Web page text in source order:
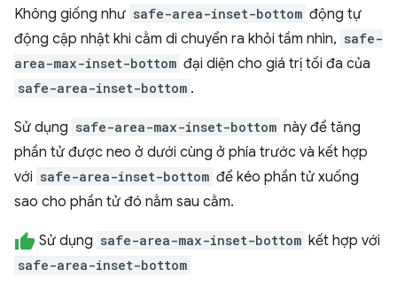
Không giống như safe-area-inset-bottom động tự
động cập nhật khi cằm di chuyển ra khỏi tầm nhìn, safe-
area-max-inset-bottom đại diện cho giá trị tối đa của
safe-area-inset-bottom .
Sử dụng safe-area-max-inset-bottom này để tăng
phần tử được neo ở dưới cùng ở phía trước và kết hợp
với safe-area-inset-bottom để kéo phần tử xuống
sao cho phần tử đó nằm sau cằm.
Sử dụng safe-area-max-inset-bottom kết hợp với
safe-area-inset-bottom